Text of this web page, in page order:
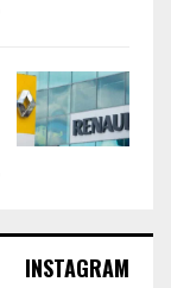
INSTAGRAM